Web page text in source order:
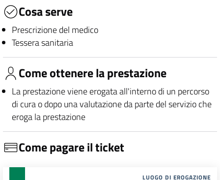
Cosa serve
Prescrizione del medico
Tessera sanitaria
Come ottenere la prestazione
La prestazione viene erogata all'interno di un percorso
di cura o dopo una valutazione da parte del servizio che
eroga la prestazione
Come pagare il ticket
LUOGO DI EROGAZIONE